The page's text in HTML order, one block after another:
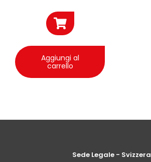
Aggiungi al
carrello
Sede Legale - Svizzera